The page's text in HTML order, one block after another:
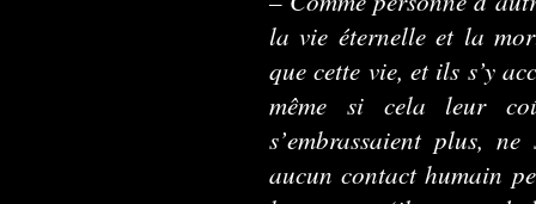
la vie éternelle et la
que cette vie, et ils s’y
même si cela leur
s’embrassaient plus,
aucun contact humain